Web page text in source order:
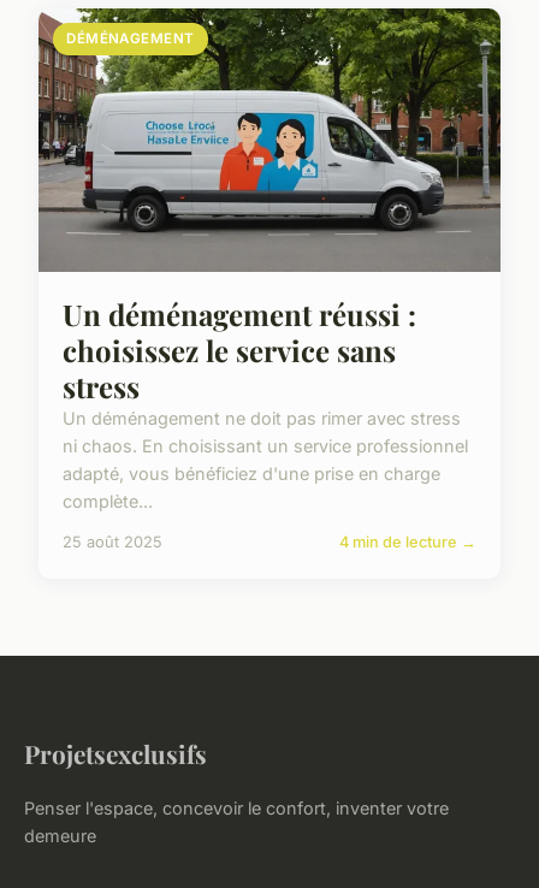
DÉMÉNAGEMENT
Un déménagement réussi :
choisissez le service sans
stress
Un déménagement ne doit pas rimer avec stress
ni chaos. En choisissant un service professionnel
adapté, vous bénéficiez d'une prise en charge
complète...
25 août 2025 4 min de lecture →
Projetsexclusifs
Penser l'espace, concevoir le confort, inventer votre
demeure